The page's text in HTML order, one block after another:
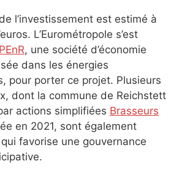
l’investissement est estimé à
L’Eurométropole s’est
, une société d’économie
dans les énergies
pour porter ce projet. Plusieurs
dont la commune de Reichstett
actions simplifiées Brasseurs
en 2021, sont également
favorise une gouvernance